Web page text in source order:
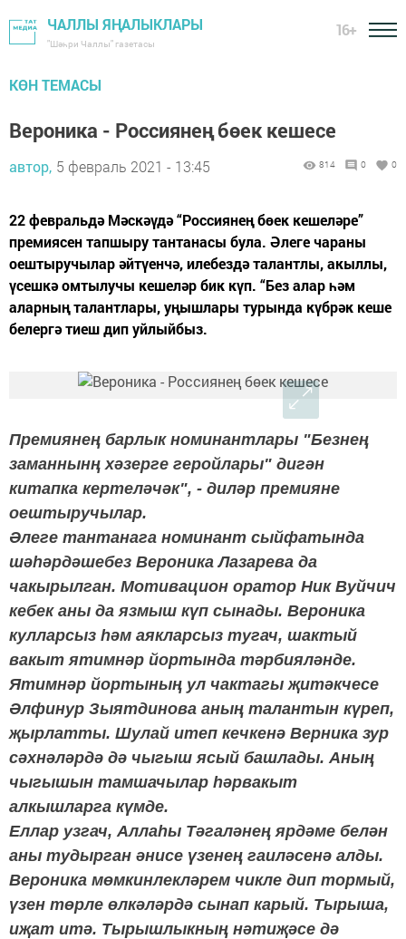
ЧАЛЛЫ ЯҢАЛЫКЛАРЫ
"Шәһри Чаллы" газетасы
16+
КӨН ТЕМАСЫ
Вероника - Россиянең бөек кешесе
автор, 5 февраль 2021 - 13:45 814 0 0
22 февральдә Мәскәүдә “Россиянең бөек кешеләре”
премиясен тапшыру тантанасы була. Әлеге чараны
оештыручылар әйтүенчә, илебездә талантлы, акыллы,
үсешкә омтылучы кешеләр бик күп. “Без алар һәм
аларның талантлары, уңышлары турында күбрәк кеше
белергә тиеш дип уйлыйбыз.
Премиянең барлык номинантлары "Безнең
заманнынң хәзерге геройлары" дигән
китапка кертеләчәк", - диләр премияне
оештыручылар.
Әлеге тантанага номинант сыйфатында
шәһәрдәшебез Вероника Лазарева да
чакырылган. Мотивацион оратор Ник Вуйчич
кебек аны да язмыш күп сынады. Вероника
кулларсыз һәм аякларсыз тугач, шактый
вакыт ятимнәр йортында тәрбияләнде.
Ятимнәр йортының ул чактагы җитәкчесе
Әлфинур Зыятдинова аның талантын күреп,
җырлатты. Шулай итеп кечкенә Верника зур
сәхнәләрдә дә чыгыш ясый башлады. Аның
чыгышын тамшачылар һәрвакыт
алкышларга күмде.
Еллар узгач, Аллаһы Тәгаләнең ярдәме белән
аны тудырган әнисе үзенең гаиләсенә алды.
Вероника мөмкинлекләрем чикле дип тормый,
үзен төрле өлкәләрдә сынап карый. Тырыша,
иҗат итә. Тырышлыкның нәтиҗәсе дә